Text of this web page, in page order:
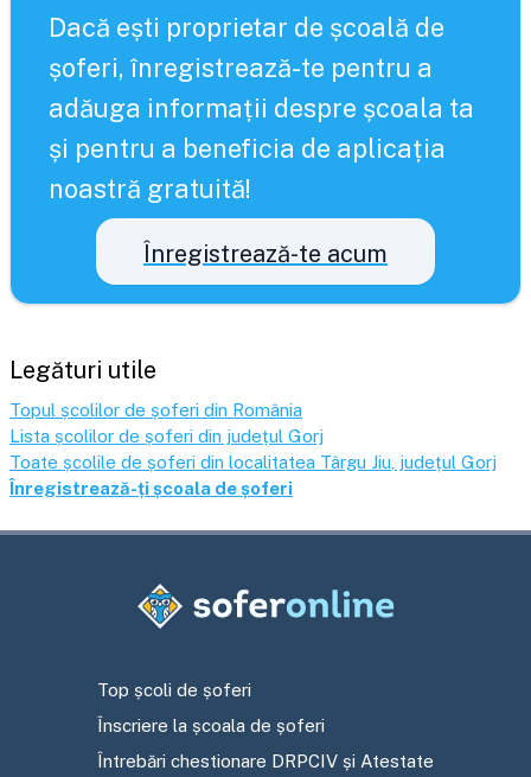
Dacă ești proprietar de școală de
șoferi, înregistrează-te pentru a
adăuga informații despre școala ta
și pentru a beneficia de aplicația
noastră gratuită!
Înregistrează-te acum
Legături utile
Topul școlilor de șoferi din România
Lista școlilor de șoferi din județul Gorj
Toate școlile de șoferi din localitatea Târgu Jiu , județul Gorj
Înregistrează-ți școala de șoferi
Top școli de șoferi
Înscriere la școala de șoferi
Întrebări chestionare DRPCIV și Atestate